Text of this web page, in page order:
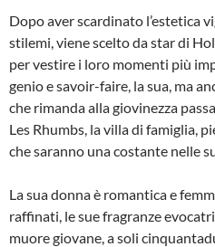
Dopo aver scardinato l’estetica
stilemi, viene scelto da star di
per vestire i loro momenti più
genio e savoir-faire, la sua, ma
che rimanda alla giovinezza
Les Rhumbs, la villa di famiglia,
che saranno una costante nelle
La sua donna è romantica e
raffinati, le sue fragranze
muore giovane, a soli